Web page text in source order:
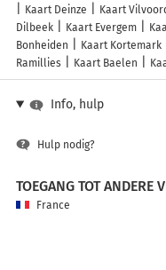
Kaart Deinze
Kaart
Dilbeek
Kaart Evergem
Bonheiden
Kaart Kortemark
Ramillies
Kaart Baelen
Info, hulp
Hulp nodig?
TOEGANG TOT ANDERE
France